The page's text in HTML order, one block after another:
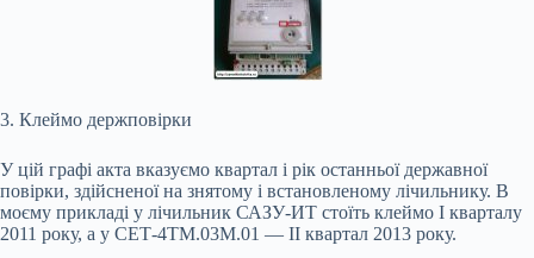
3. Клеймо держповірки
У цій графі акта вказуємо квартал і рік останньої державної
повірки, здійсненої на знятому і встановленому лічильнику. В
моєму прикладі у лічильник САЗУ-ИТ стоїть клеймо I кварталу
2011 року, а у СЕТ-4ТМ.03М.01 — II квартал 2013 року.